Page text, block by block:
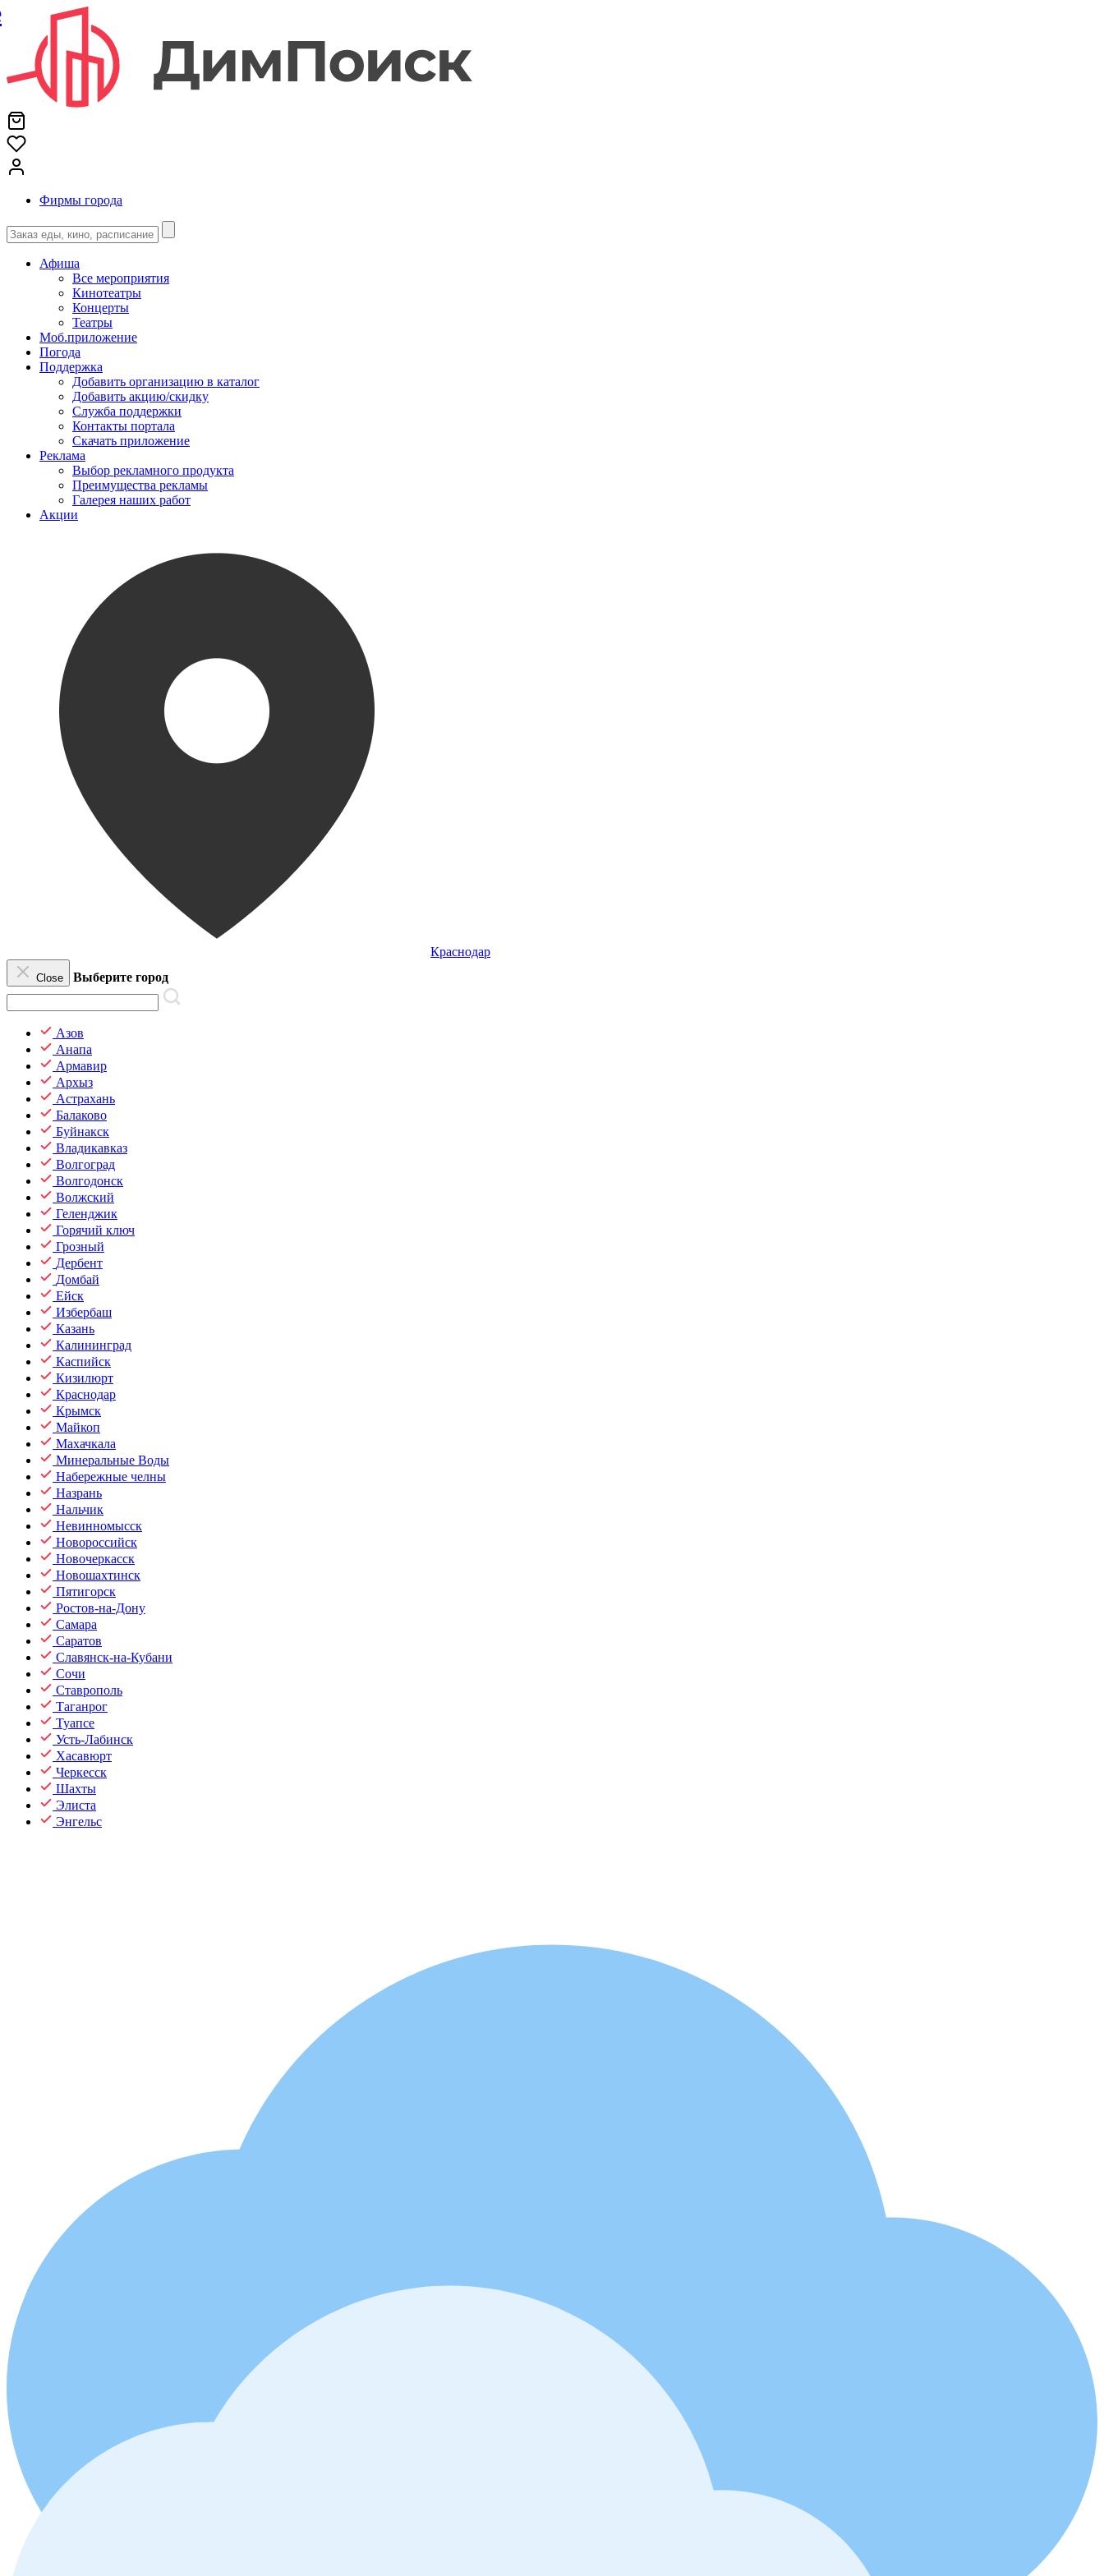
Фирмы города
Афиша
Все мероприятия
Кинотеатры
Концерты
Театры
Моб.приложение
Погода
Поддержка
Добавить организацию в каталог
Добавить акцию/скидку
Служба поддержки
Контакты портала
Скачать приложение
Реклама
Выбор рекламного продукта
Преимущества рекламы
Галерея наших работ
Акции
Краснодар
Close Выберите город
Азов
Анапа
Армавир
Архыз
Астрахань
Балаково
Буйнакск
Владикавказ
Волгоград
Волгодонск
Волжский
Геленджик
Горячий ключ
Грозный
Дербент
Домбай
Ейск
Избербаш
Казань
Калининград
Каспийск
Кизилюрт
Краснодар
Крымск
Майкоп
Махачкала
Минеральные Воды
Набережные челны
Назрань
Нальчик
Невинномысск
Новороссийск
Новочеркасск
Новошахтинск
Пятигорск
Ростов-на-Дону
Самара
Саратов
Славянск-на-Кубани
Сочи
Ставрополь
Таганрог
Туапсе
Усть-Лабинск
Хасавюрт
Черкесск
Шахты
Элиста
Энгельс